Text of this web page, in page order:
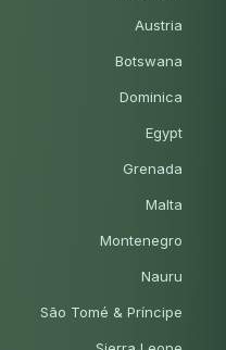
Austria
Botswana
Dominica
Egypt
Grenada
Malta
Montenegro
Nauru
São Tomé & Príncipe